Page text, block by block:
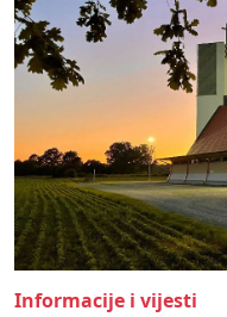
Informacije i vijesti